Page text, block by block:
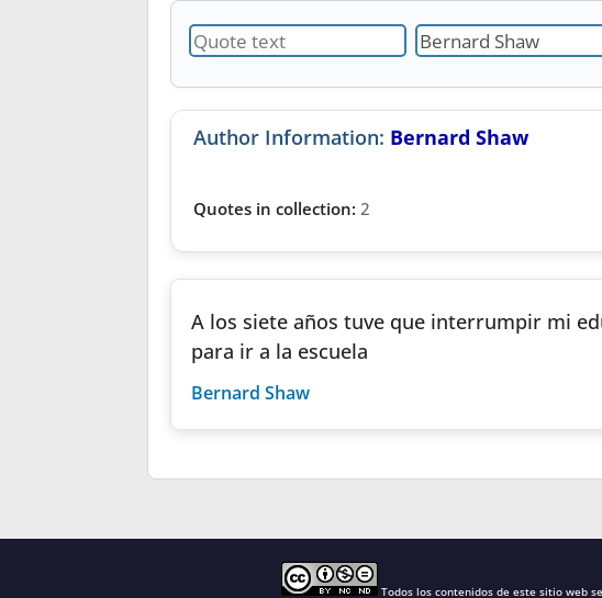
Author Information: Bernard Shaw
Quotes in collection: 2
A los siete años tuve que interrumpir mi
para ir a la escuela
Bernard Shaw
Todos los contenidos de este sitio web